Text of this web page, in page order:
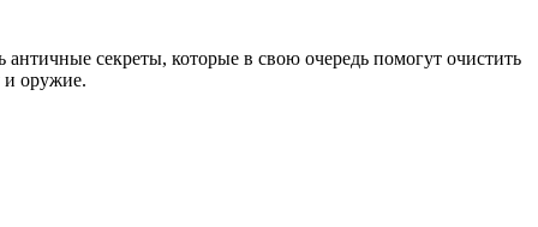
секреты, которые в свою очередь помогут очистить
и оружие.